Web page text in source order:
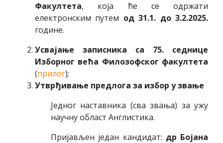
Факултета, која ће се одржати
електронским путем од 31.1. до 3.2.2025.
године.
Усвајање записника са 75. седнице
Изборног већа Филозофског факултета
(прилог);
Утврђивање предлога за избор у звање
Једног наставника (сва звања) за ужу
научну област Англистика.
Пријављен један кандидат: др Бојана